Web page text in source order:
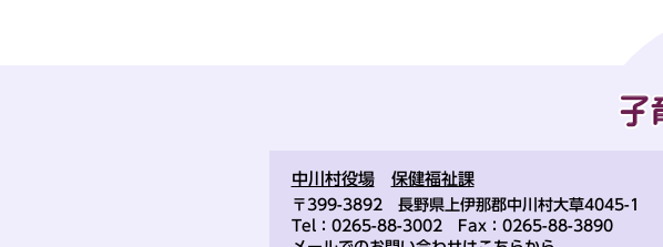
中川村役場 保健福祉課
〒399-3892 長野県上伊那郡中川村大草4045-1
Tel：0265-88-3002 Fax：0265-88-3890